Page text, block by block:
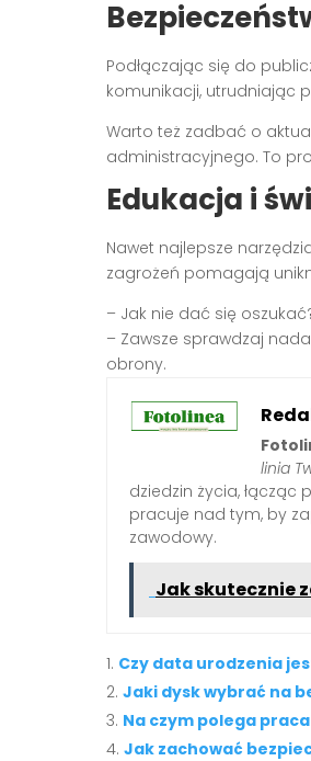
Podłączając się do
komunikacji, utrudniając
Warto też zadbać o
administracyjnego. To
Edukacja i
Nawet najlepsze
zagrożeń pomagają
– Jak nie dać się
– Zawsze sprawdzaj
obrony.
linia
dziedzin życia, łącząc
pracuje nad tym, by
zawodowy.
Jak skutecznie
Czy data urodzenia
Jaki dysk wybrać na
Na czym polega
Jak zachować